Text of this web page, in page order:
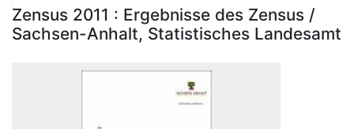
Statistiken
Zensus 2011 : Ergebnisse des Zensus /
Sachsen-Anhalt, Statistisches Landesamt